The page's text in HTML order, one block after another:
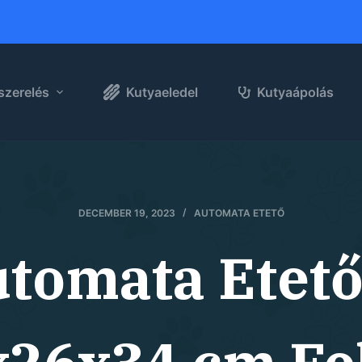
Kutyaeledel Kutyaápolás
DECEMBER 19, 2023 AUTOMATA ETETŐ